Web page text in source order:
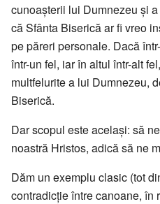
cunoașterii lui Dumnezeu și
că Sfânta Biserică ar fi vreo
pe păreri personale. Dacă
într-un fel, iar în altul într-alt
multfelurite a lui Dumnezeu,
Biserică.
Dar scopul este același: să
noastră Hristos, adică să ne
Dăm un exemplu clasic (tot
contradicție între canoane,